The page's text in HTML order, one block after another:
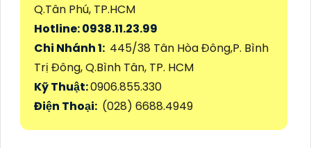
Q.Tân Phú, TP.HCM
Hotline: 0938.11.23.99
Chi Nhánh 1: 445/38 Tân Hòa Đông,P. Bình
Trị Đông, Q.Bình Tân, TP. HCM
Kỹ Thuật:0906.855.330
Điện Thoại: (028) 6688.4949